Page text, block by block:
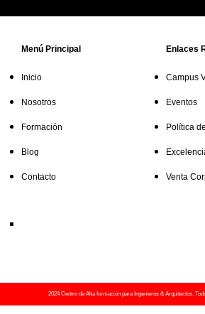
Menú Principal
Inicio
Nosotros
Formación
Blog
Contacto
Enlaces
Campus
Eventos
Política
Venta
2024 Centro de Alta formación para Ingenieros & Arquitectos.